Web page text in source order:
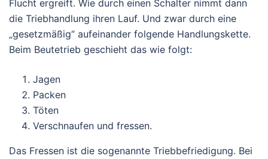
Flucht ergreift. Wie durch einen Schalter nimmt dann
die Triebhandlung ihren Lauf. Und zwar durch eine
„gesetzmäßig“ aufeinander folgende Handlungskette.
Beim Beutetrieb geschieht das wie folgt:
Jagen
Packen
Töten
Verschnaufen und fressen.
Das Fressen ist die sogenannte Triebbefriedigung. Bei